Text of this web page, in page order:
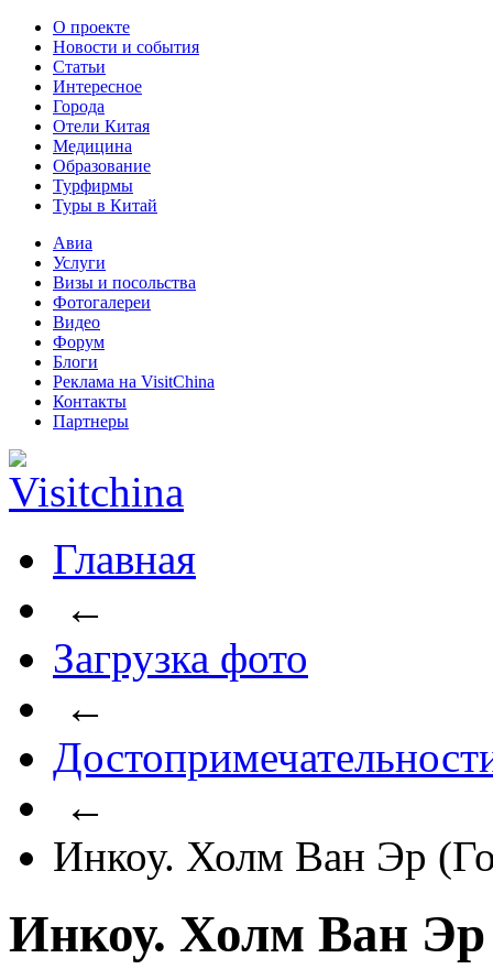
О проекте
Новости и события
Статьи
Интересное
Города
Отели Китая
Медицина
Образование
Турфирмы
Туры в Китай
Авиа
Услуги
Визы и посольства
Фотогалереи
Видео
Форум
Блоги
Реклама на VisitChina
Контакты
Партнеры
Главная
←
Загрузка фото
←
←
Инкоу. Холм Ван Эр
Инкоу. Холм Ван